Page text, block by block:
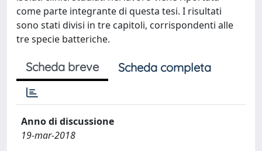
come parte integrante di questa tesi. I risultati
sono stati divisi in tre capitoli, corrispondenti alle
tre specie batteriche.
Scheda breve Scheda completa
Anno di discussione
19-mar-2018